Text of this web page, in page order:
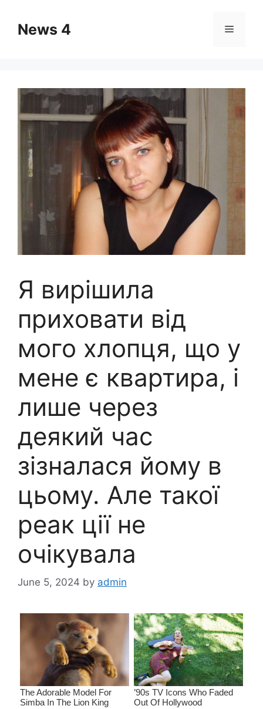
contentNews 4 Menu
Я вирішила
приховати від
мого хлопця, що у
мене є квартира, і
лише через
деякий час
зізналася йому в
цьому. Але такої
реак ції не
очікувала
June 5, 2024 by admin